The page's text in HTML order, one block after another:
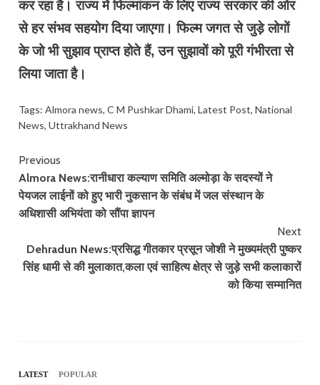
कर रहा है। राज्य में फिल्मांकन के लिए राज्य सरकार की ओर
से हर संभव सहयोग दिया जाएगा। फिल्म जगत से जुड़े लोगों
के जो भी सुझाव प्राप्त होते हैं, उन सुझावों को पूरी गंभीरता से
लिया जाता है।
Tags:Almora news,C M Pushkar Dhami,Latest Post,National
News,Uttrakhand News
Continue
Reading
Previous
Almora News:रानीधारा कल्याण समिति अल्मोड़ा के सदस्यों ने
पेयजल लाईनों को हुए भारी नुकसान के संबंध में जल संस्थान के
अधिशासी अभियंता को सौंपा ज्ञापन
Next
Dehradun News:प्रसिद्ध गीतकार प्रसून जोशी ने मुख्यमंत्री पुष्कर
सिंह धामी से की मुलाकात,कला एवं साहित्य क्षेत्र से जुड़े सभी कलाकारों
को किया सम्मानित
LATEST POPULAR